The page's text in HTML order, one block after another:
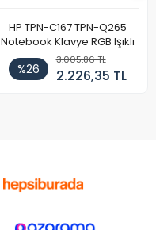
HP TPN-C167 TPN-Q265
Notebook Klavye RGB Işıklı
%26
3.005,86 TL
2.226,35 TL